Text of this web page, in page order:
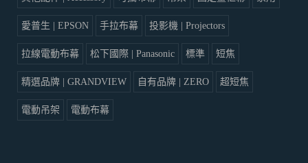
愛普生 | EPSON 手拉布幕 投影機 | Projectors
拉線電動布幕 松下國際 | Panasonic 標準 短焦
精選品牌 | GRANDVIEW 自有品牌 | ZERO 超短焦
電動吊架 電動布幕